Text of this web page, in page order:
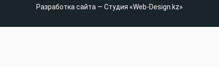
Разработка сайта — Студия «Web-Design.kz»